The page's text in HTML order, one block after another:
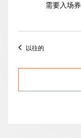
需要入场券
以往的活动